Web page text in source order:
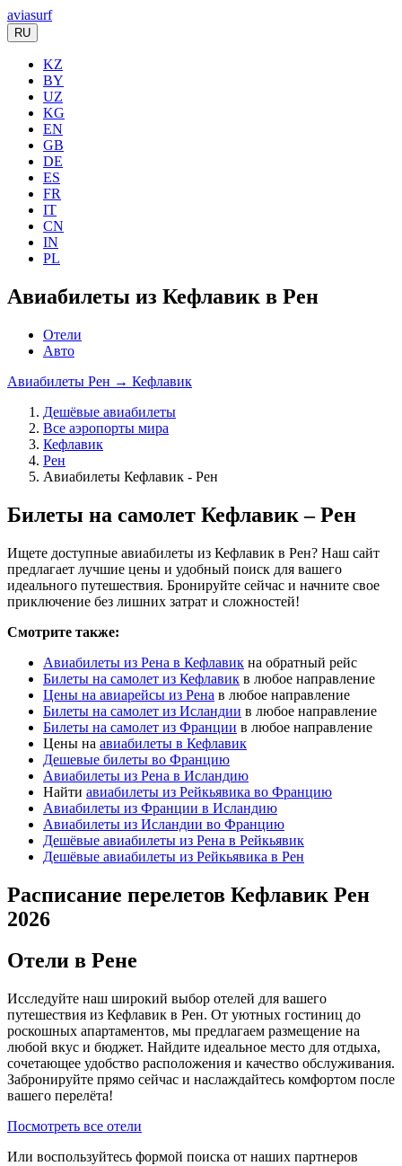
aviasurf
RU
KZ
BY
UZ
KG
EN
GB
DE
ES
FR
IT
CN
IN
PL
Авиабилеты из Кефлавик в Рен
Отели
Авто
Авиабилеты Рен → Кефлавик
Дешёвые авиабилеты
Все аэропорты мира
Кефлавик
Рен
Авиабилеты Кефлавик - Рен
Билеты на самолет Кефлавик – Рен
Ищете доступные авиабилеты из Кефлавик в Рен? Наш сайт
предлагает лучшие цены и удобный поиск для вашего
идеального путешествия. Бронируйте сейчас и начните свое
приключение без лишних затрат и сложностей!
Смотрите также:
Авиабилеты из Рена в Кефлавик на обратный рейс
Билеты на самолет из Кефлавик в любое направление
Цены на авиарейсы из Рена в любое направление
Билеты на самолет из Исландии в любое направление
Билеты на самолет из Франции в любое направление
Цены на авиабилеты в Кефлавик
Дешевые билеты во Францию
Авиабилеты из Рена в Исландию
Найти авиабилеты из Рейкьявика во Францию
Авиабилеты из Франции в Исландию
Авиабилеты из Исландии во Францию
Дешёвые авиабилеты из Рена в Рейкьявик
Дешёвые авиабилеты из Рейкьявика в Рен
Расписание перелетов Кефлавик Рен
2026
Отели в Рене
Исследуйте наш широкий выбор отелей для вашего
путешествия из Кефлавик в Рен. От уютных гостиниц до
роскошных апартаментов, мы предлагаем размещение на
любой вкус и бюджет. Найдите идеальное место для отдыха,
сочетающее удобство расположения и качество обслуживания.
Забронируйте прямо сейчас и наслаждайтесь комфортом после
вашего перелёта!
Посмотреть все отели
Или воспользуйтесь формой поиска от наших партнеров